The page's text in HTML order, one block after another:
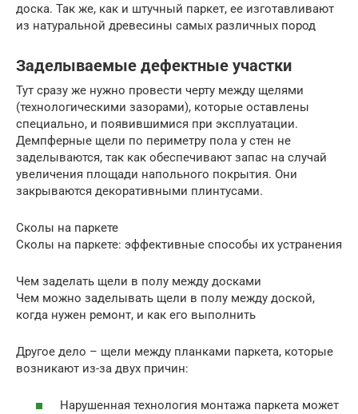
доска. Так же, как и штучный паркет, ее изготавливают
из натуральной древесины самых различных пород
Заделываемые дефектные участки
Тут сразу же нужно провести черту между щелями
(технологическими зазорами), которые оставлены
специально, и появившимися при эксплуатации.
Демпферные щели по периметру пола у стен не
заделываются, так как обеспечивают запас на случай
увеличения площади напольного покрытия. Они
закрываются декоративными плинтусами.
Сколы на паркете
Сколы на паркете: эффективные способы их устранения
Чем заделать щели в полу между досками
Чем можно заделывать щели в полу между доской,
когда нужен ремонт, и как его выполнить
Другое дело – щели между планками паркета, которые
возникают из-за двух причин:
Нарушенная технология монтажа паркета может